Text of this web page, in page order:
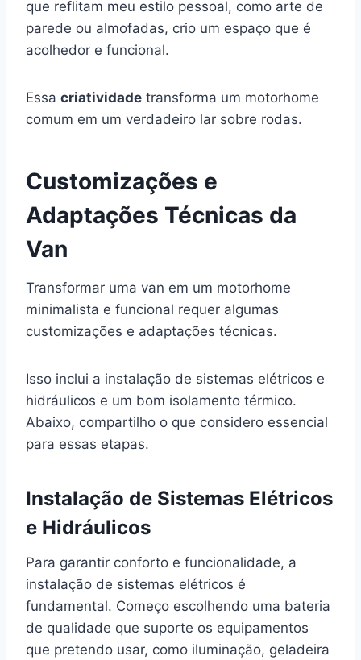
que reflitam meu estilo pessoal, como arte de
parede ou almofadas, crio um espaço que é
acolhedor e funcional.
Essa criatividade transforma um motorhome
comum em um verdadeiro lar sobre rodas.
Customizações e
Adaptações Técnicas da
Van
Transformar uma van em um motorhome
minimalista e funcional requer algumas
customizações e adaptações técnicas.
Isso inclui a instalação de sistemas elétricos e
hidráulicos e um bom isolamento térmico.
Abaixo, compartilho o que considero essencial
para essas etapas.
Instalação de Sistemas Elétricos
e Hidráulicos
Para garantir conforto e funcionalidade, a
instalação de sistemas elétricos é
fundamental. Começo escolhendo uma bateria
de qualidade que suporte os equipamentos
que pretendo usar, como iluminação, geladeira